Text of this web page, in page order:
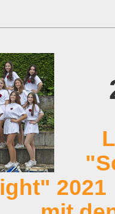
light" 2021